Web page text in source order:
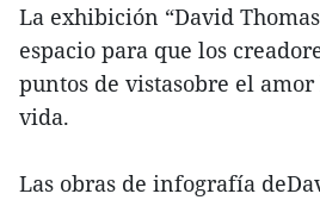
La exhibición “David
espacio para que los
puntos de vistasobre el
vida.
Las obras de infografía